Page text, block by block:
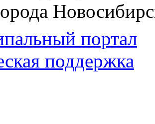
портал
поддержка